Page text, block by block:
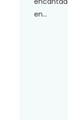
en...